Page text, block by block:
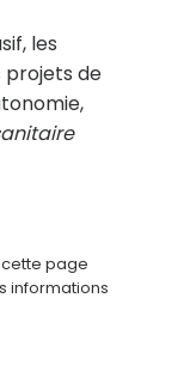
les
projets de
page
informations